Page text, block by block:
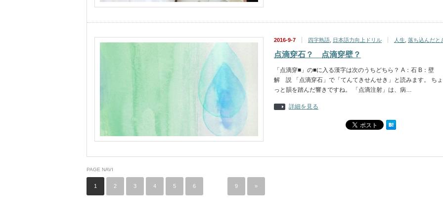
2016-9-7 四字熟語 日本語力向上ドリル 人生 落ち込んだと
点滴穿石？ 点滴穿壁？
「点滴穿■」の■に入る漢字は次のうちどちら？ A：石 B：壁
解 説 「点滴穿石」で「てんてきせんせき」と読みます。 ちょ
っと韻を踏んだ響きですね。 「点滴注射」は、病…
詳細を見る
PAGE NAVI
1 2 3 4 5 6 9 »